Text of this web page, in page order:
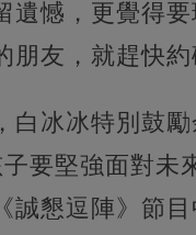
遺憾，更覺得
朋友，就趕快約
白冰冰特別鼓勵
要堅強面對未
誠懇逗陣》節